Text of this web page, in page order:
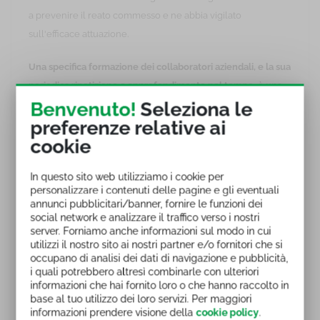
a prevenire il reato commesso e ne abbia vigilato
sull'efficace attuazione.
Una specifica formazione dei collaboratori aziendali, e la sua
periodica ripetizione e approfondimento nel tempo, è una
delle condizioni essenziali per un'efficace attuazione di
questi modelli.
Questo corso ha l'obiettivo di rispondere a questa necessità
di approfondimento della formazione: riepiloga i principi
base della responsabilità amministrativa delle persone
giuridiche, i ruoli e le responsabilità dei i soggetti coinvolti
nella gestione della prevenzione dei reati previsti dal
Decreto Legislativo 231 del 2001.
Sono riepilogati il concetto di responsabilità amministrativa
degli enti e di interesse e vantaggio, i soggetti e gli enti
Benvenuto! Seleziona le
preferenze relative ai
cookie
In questo sito web utilizziamo i cookie per
personalizzare i contenuti delle pagine e gli eventuali
annunci pubblicitari/banner, fornire le funzioni dei
social network e analizzare il traffico verso i nostri
server. Forniamo anche informazioni sul modo in cui
utilizzi il nostro sito ai nostri partner e/o fornitori che si
occupano di analisi dei dati di navigazione e pubblicità,
i quali potrebbero altresì combinarle con ulteriori
informazioni che hai fornito loro o che hanno raccolto in
base al tuo utilizzo dei loro servizi. Per maggiori
informazioni prendere visione dellacookie policy.